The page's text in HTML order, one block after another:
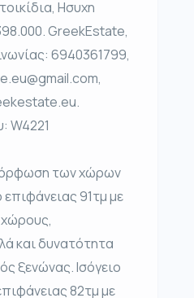
Ησυχη
GreekEstate,
6940361799,
W4221
των χώρων
επιφάνειας 91τμ με
και δυνατότητα
ξενώνας. Ισόγειο
82τμ με